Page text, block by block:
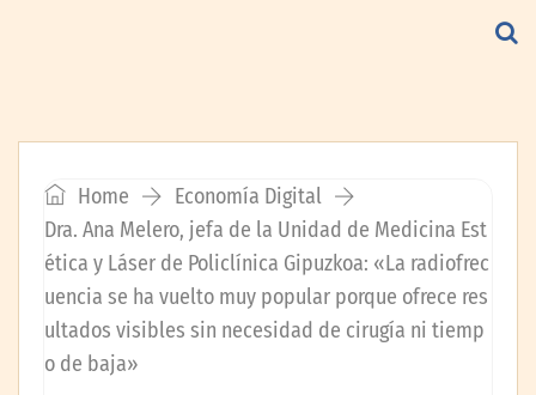
Home
Economía Digital
Dra. Ana Melero, jefa de la Unidad de Medicina Est
ética y Láser de Policlínica Gipuzkoa: «La radiofrec
uencia se ha vuelto muy popular porque ofrece res
ultados visibles sin necesidad de cirugía ni tiemp
o de baja»